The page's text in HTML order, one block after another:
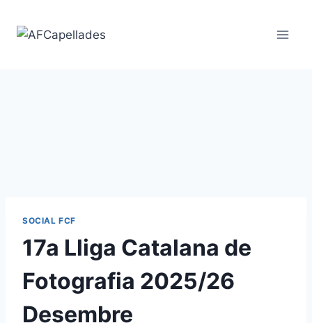
SOCIAL FCF
17a Lliga Catalana de
Fotografia 2025/26
Desembre